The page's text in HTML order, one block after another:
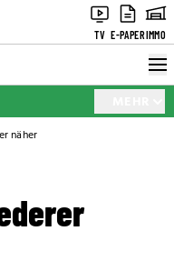
TV E-PAPERIMMO
näher